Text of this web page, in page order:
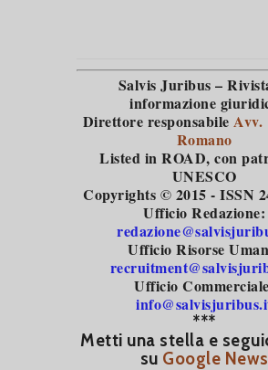
Salvis Juribus –
informazione
Direttore responsabileAvv.
Romano
Listed in ROAD, con
UNESCO
Copyrights © 2015 - ISSN
Ufficio Redazione:
Ufficio Risorse
Ufficio
***
Metti una stella e
su Google News